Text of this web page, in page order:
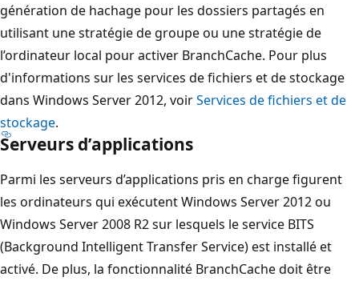
génération de hachage pour les dossiers partagés en
utilisant une stratégie de groupe ou une stratégie de
l’ordinateur local pour activer BranchCache. Pour plus
d'informations sur les services de fichiers et de stockage
dans Windows Server 2012, voirServices de fichiers et de
stockage.
Serveurs d’applications
Parmi les serveurs d’applications pris en charge figurent
les ordinateurs qui exécutent Windows Server 2012 ou
Windows Server 2008 R2 sur lesquels le service BITS
(Background Intelligent Transfer Service) est installé et
activé. De plus, la fonctionnalité BranchCache doit être